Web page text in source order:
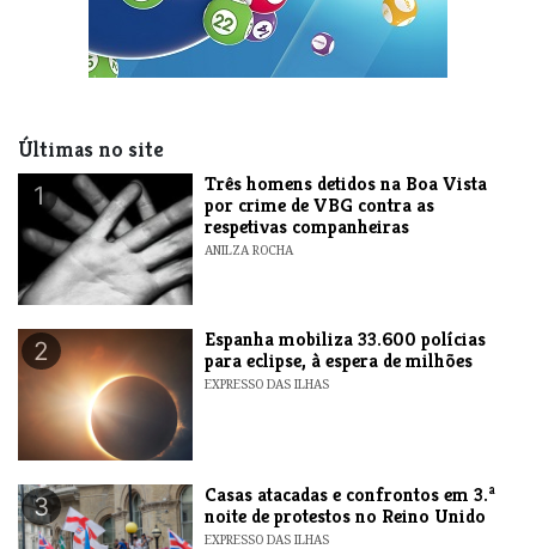
Últimas no site
1
Três homens detidos na Boa Vista
por crime de VBG contra as
respetivas companheiras
ANILZA ROCHA
2
Espanha mobiliza 33.600 polícias
para eclipse, à espera de milhões
EXPRESSO DAS ILHAS
3
Casas atacadas e confrontos em 3.ª
noite de protestos no Reino Unido
EXPRESSO DAS ILHAS